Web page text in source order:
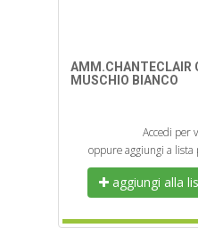
AMM.CHANTECLAIR
MUSCHIO BIANCO
Accedi per
oppure aggiungi a
aggiungi alla